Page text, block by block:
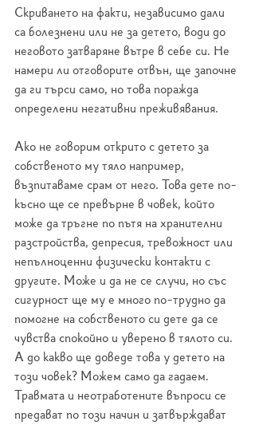
Скриването на факти, независимо дали
са болезнени или не за детето, води до
неговото затваряне вътре в себе си. Не
намери ли отговорите отвън, ще започне
да ги търси само, но това поражда
определени негативни преживявания.
Ако не говорим открито с детето за
собственото му тяло например,
възпитаваме срам от него. Това дете по-
късно ще се превърне в човек, който
може да тръгне по пътя на хранителни
разстройства, депресия, тревожност или
непълноценни физически контакти с
другите. Може и да не се случи, но със
сигурност ще му е много по-трудно да
помогне на собственото си дете да се
чувства спокойно и уверено в тялото си.
А до какво ще доведе това у детето на
този човек? Можем само да гадаем.
Травмата и неотработените въпроси се
предават по този начин и затвърждават